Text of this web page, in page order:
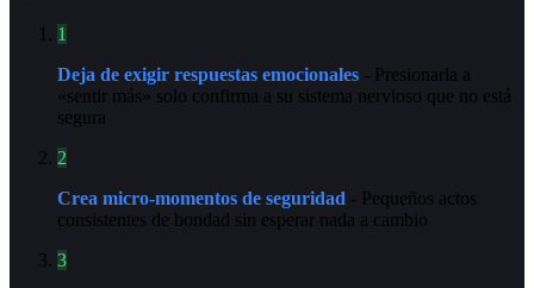
1
Deja de exigir respuestas emocionales - Presionarla a
«sentir más» solo confirma a su sistema nervioso que no está
segura
2
Crea micro-momentos de seguridad - Pequeños actos
consistentes de bondad sin esperar nada a cambio
3